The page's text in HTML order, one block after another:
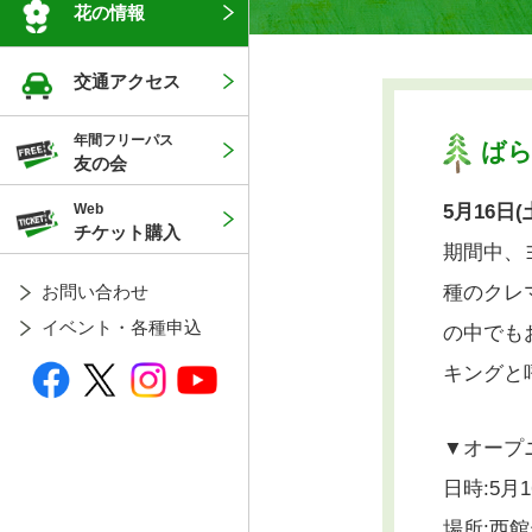
花の情報
交通アクセス
年間フリーパス
友の会
Web
チケット購入
お問い合わせ
イベント・各種申込
ば
5月16日(
期間中、
種のクレ
の中でも
キングと
▼オープ
日時:5月